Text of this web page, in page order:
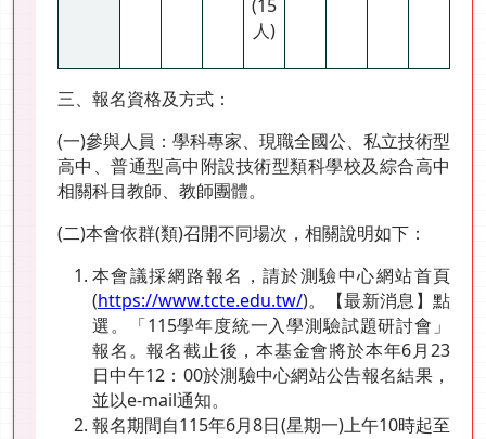
(15
人)
三、報名資格及方式：
(一)參與人員：學科專家、現職全國公、私立技術型
高中、普通型高中附設技術型類科學校及綜合高中
相關科目教師、教師團體。
(二)本會依群(類)召開不同場次，相關說明如下：
本會議採網路報名，請於測驗中心網站首頁
(https://www.tcte.edu.tw/)。【最新消息】點
選。「115學年度統一入學測驗試題研討會」
報名。報名截止後，本基金會將於本年6月23
日中午12：00於測驗中心網站公告報名結果，
並以e-mail通知。
報名期間自115年6月8日(星期一)上午10時起至